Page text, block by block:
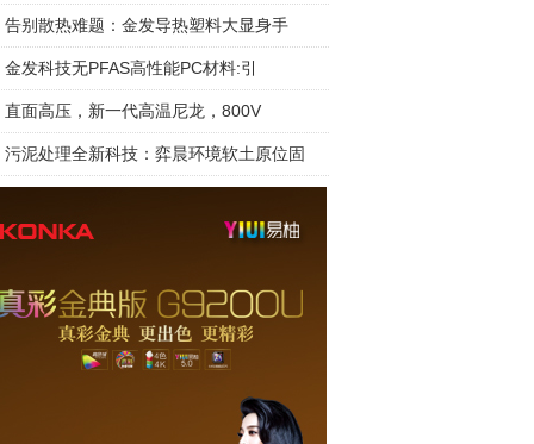
告别散热难题：金发导热塑料大显身手
金发科技无PFAS高性能PC材料:引
直面高压，新一代高温尼龙，800V
污泥处理全新科技：弈晨环境软土原位固